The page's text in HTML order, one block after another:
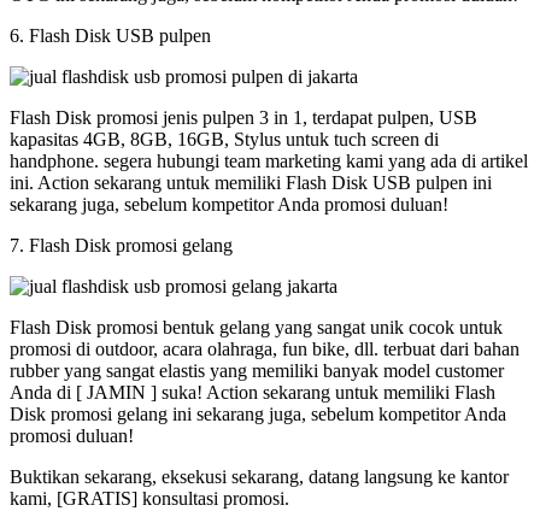
6. Flash Disk USB pulpen
Flash Disk promosi jenis pulpen 3 in 1, terdapat pulpen, USB
kapasitas 4GB, 8GB, 16GB, Stylus untuk tuch screen di
handphone. segera hubungi team marketing kami yang ada di artikel
ini. Action sekarang untuk memiliki Flash Disk USB pulpen ini
sekarang juga, sebelum kompetitor Anda promosi duluan!
7. Flash Disk promosi gelang
Flash Disk promosi bentuk gelang yang sangat unik cocok untuk
promosi di outdoor, acara olahraga, fun bike, dll. terbuat dari bahan
rubber yang sangat elastis yang memiliki banyak model customer
Anda di [ JAMIN ] suka! Action sekarang untuk memiliki Flash
Disk promosi gelang ini sekarang juga, sebelum kompetitor Anda
promosi duluan!
Buktikan sekarang, eksekusi sekarang, datang langsung ke kantor
kami, [GRATIS] konsultasi promosi.